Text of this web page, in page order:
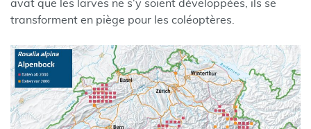
avat que les larves ne s'y soient développées, ils se
transforment en piège pour les coléoptères.